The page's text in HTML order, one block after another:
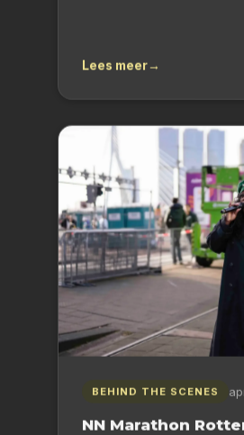
Lees meer→
BEHIND THE SCENES
NN Marathon